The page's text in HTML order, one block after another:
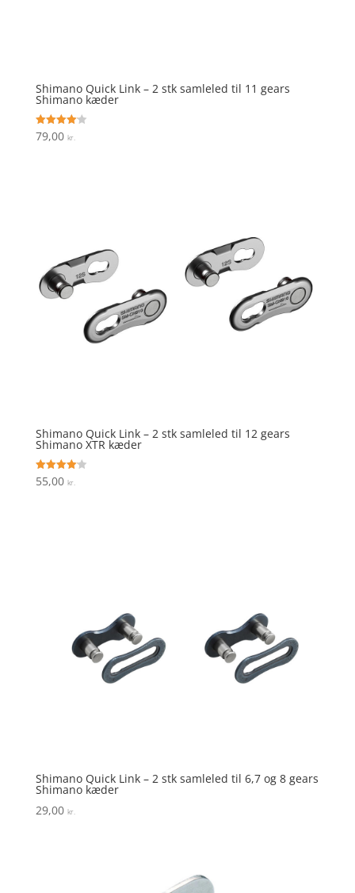
Shimano Quick Link – 2 stk samleled til 11 gears
Shimano kæder
Vurderet
4.1
79,00 kr.
Shimano Quick Link – 2 stk samleled til 12 gears
Shimano XTR kæder
Vurderet
4.1
55,00 kr.
Shimano Quick Link – 2 stk samleled til 6,7 og 8 gears
Shimano kæder
29,00 kr.